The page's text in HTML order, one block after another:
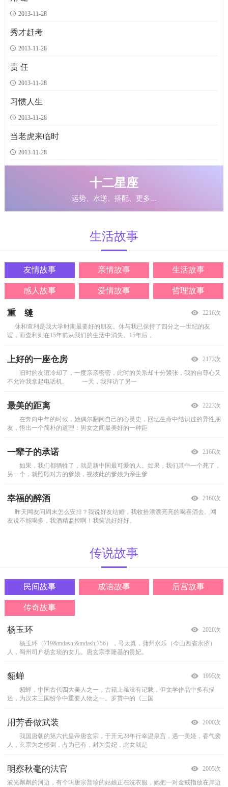
圣徒
这对兄弟招人喜爱，但是他们不怎么守规矩，骨子里有着一股子野性。有一次，
一样是旅客
久，才在漆黑的夜空见到一盏灯火。他定睛
镜湖山旅游区乘索道至山顶，饱览风光后，再乘坐索道奔下一个峪口。购票前，
有两种选择，一是直接乘索道前行，票价
鬼门十三针
鬼门十三针是针灸术里最特别的一种，因为一般的针灸术部是用来治人，而这一
大师
出，似在欢迎远方的香客。寺院里，一位长须老僧正在
他是少林寺百年不遇的奇才，三十岁便技压各院首座，武功仅次于方丈，成为全
寺第二高手。长老们多次提议，立他为下任住持，可
柳树下的梦
小城却格附近一带是一片荒凉的地区。这个城市是在海岸的近旁
伤心事
诉我们一些细节&mdash;&mdash;这是很有用
韩昭侯平时说话不大注意，往往在无意间将一些重大的机密事情泄露了出去，使
得大臣们周密的计划不能实施。大家对此很
一千年之内
是的，在一千年之内，人类将乘着蒸汽的翅膀，在天空中飞行，在海洋上飞行！
两个姑娘
&rdquo;。她是一种把石头打进土里去的器具。她
一个大商人举行了一个儿童招待会。有钱人的孩子和有名人的孩子都到了。这个
商人很了不起，是个有学问的人：他曾经进
2013-11-28
秀才赶考
2013-11-28
责 任
2013-11-28
习惯人生
2013-11-28
当老虎来临时
2013-11-28
十二星座
运势、水逆、搭配、更多...
生活故事
友情故事 亲情故事 生活故事
感人故事 爱情故事 哲理故事
重 缝
2216次
休和查利是我大学时期最要好的朋友。休与我已保持了四分之一世纪的友
谊，而查利则在15年前从我们的生活中消失。15年后，
上好的一座仓房
2173次
旧时的友谊冷却了，一度亲亲密密，此时的关系却十分紧张，我的自尊心又
不允许我拿起电话机。
一天，我拜访了另一
最美的距离
2223次
在奔向中年的时候，她偶尔翻阅自己的心灵史，回忆生命中结识过的异性朋
友，悟出一个简朴的道理：男女之间最美好的一种距
一辈子的承诺
2166次
如果，我们都牺牲了，就是新中国最可爱的人。如果，我们其中一个死了，
另一个，就照顾对方的爹娘，视彼此的爹娘为亲生爹
幸福的醉酒
2160次
昨天网友问周末怎么安排？我说好友结婚，我收拾漂漂亮亮的喝喜酒去。网
友说不能喝多，我酒精监控啊！我笑说好好好。
我注意到采莲，是在一次歌唱比赛上。我记得自己得了第一，下台后骄傲地坐在
选手席上，却并没有几个人，朝神采飞扬的
尘封的友谊
2156次
1945年冬，波恩市的街头，两个月前这里还到处悬挂着纳粹党旗，人们见面都习
惯的举起右手高呼者元首的名字。而现在，
我爷爷给我讲过一个这样的故事:从前有一个仗义的广交天下豪杰的武夫。他临
杰克把建议书扔到我的书桌上&mdash;&mdash;当他瞪着眼睛看着我的时候，他
二战期间，一支部队在森林中与敌军相遇发生激战，最后两名战士与部队失
兄弟深情
2137次
夏怀金做了三年的村主任，眼瞅着就要往镇上调了，可身体突然出了问题，他患
上了尿毒症。治疗这病最好的方法就是换肾，做一个
晚上放电影
2199次
他们是一同来到这个世界上的，却没有一块走，他们共同在一起生活了四十三个
春秋，四十三个春秋，人这一辈子能有几个四十三。
为给女儿一张漂亮的脸，打工10年
2162次
10年前，她在一场突如其来的大火中被毁容了，患有精神病的父亲也从此失踪，
她多么渴望妈妈能陪伴在自己身边，可外出打工的妈
父亲做人体模特供儿子上大学
2154次
这是一个中国西部的普通家庭。儿子考入了大学美术专业，一家人为高昂的学费
犯愁。无奈，当了一辈子农民的父亲走进大学艺术系
变幻莫测的父爱
2133次
乔伊是霍维德唯一的儿子，霍维德对他疼爱有加，逢人便称赞自己的儿子聪明又
机灵，任谁也比不上。霍维斯夸夸其谈之时，乔伊听
母亲其实并不美，微微干枯的头发，一缕缕银发挂于两鬓，总是皱着眉头，耷拉
的眼皮下是一双布满血丝的眼睛，脸色苍白
外婆的餐桌
2149次
外婆生于上世纪初，典型的农村老太太，出生富农家庭，嫁给了地主身份的外
公，就成了地主婆，高高的个子，小小的脚，
那是一年冬天，姥姥还在我家的时候。我和她睡在一起，并让姥姥每天都暖和，
十月初一前后，其中就有三个晚上，我都在做一个相同的梦。梦境是那样真实，
中秋节的大街小巷被一件件品种各异的月饼塞得满满的，琳琅满目的月饼也无法
生活对爱的最高奖赏
2147次
多年前有一个鞋匠，在小城一条街的拐角处摆摊修鞋，寒来暑往，也说不清
有多少个年头了。? 有一个冬天的傍晚，他正要
一个鱼缸
2196次
最近公司要搬家，东西太多了，所以就请了一个搬家公司来帮忙。搬家公司
的人被分成几组，分部位开始搬运我们公司的东西
走近美国公务员
2152次
1791年9月6日，一个名叫罗伯特&middot;约翰逊的政府公职人员骑马穿过宾
夕法尼亚的一片树林。他被派去征收美国政府成立后
面包师的奇遇
2129次
如果没有那幅广告，我的生活会怎么样呢？ 在东京的日子里，我每次往拥挤
的地铁车厢里一站，那广告就像在不断向
铮铮铁汉裴永红
2111次
2011年3月10日上午，一列满载50节油罐的火车驶入湖南大唐湘潭电厂车
站，开始倒车进入油库。上午10时，其中的12节油罐已
多年前，接待完日本交流团，对方送给每人一只塑料打火机。那时它可是个
稀奇东西，据说在欧美市场上能卖一美元。把玩
城市的足迹
2217次
大抵每个刚出来的人，都有着万丈豪情和一腔热血，还有对未来的憧憬和展
望。所以怀着无限激动和向往之情，我去到了东
王小妮在市里开了一家餐馆，每天一大早都要去市场买菜。这天她刚走进菜
他很苦恼，事情的起因是由于一个男人到他这个神父面前忏悔。
面汤的味道确实鲜美，不愧是名闻遐迩的专业店做出来的玩艺儿。然而
有爱就有快乐
2109次
妈妈，爸爸走了， 我陪你一起过吧 童年给我的最深刻的记忆，就是爸
爸妈妈吵架，他们总是在吵。 我12岁那年，爸爸
拥抱的距离
2124次
1 我的出生有违父亲的意愿，他一心只想生个大胖儿子。我这个丑丫头
的到来，让他唉声叹气，让他在朋友中抬不起头来
不一样的电话号码
2170次
我家是一个单亲家庭，听隔壁的多莉太太说，我的母亲生下我不久便去世
了。而父亲对于我母亲的事总是只字不提。在我的印象
一生的守望
2127次
父亲在说这一切的时候，显得非常平静，平静得仿佛是在说别人的故事。我
回头的瞬间，看到母亲在门后抹着泪。 也许，生
等着他回家
2129次
每天晚上入睡前我都会想，明天一早他就会背着破旧的包裹出现在门口吧。
那时我一定高兴坏了，不管他多脏多落魄，我都会抱
那一晚犹在眼前。那一年我12岁，爸爸妈妈带着我和妹妹在天府之国的大地
上紧赶慢赶，就是为了在除夕前回到老家。我这个四
家里的配角
2101次
有你在，家才在。 不跟老实人玩心眼 父亲去世三年后，你来到了我
家。同父亲相比，你平凡得实在是乏善可陈。可是，
父亲再木讷,为了儿子也会瞬间变得异常果敢;父亲再平庸,也是立在儿子身后
父亲背着她去街上买糖葫芦,红红的山楂,裹上脆甜的糖,看着就让她欢
他和她今天是来接女儿回家的。
一条铁路在崇山峻岭中穿行着&hellip;
在费加罗的婚礼上倒下的音乐天才
2109次
靠近上海音乐学院的复兴中路是条宁静安详的马路。早上9点，从复兴中路骑自
行车去音乐学院上课的学生络绎不绝。太阳透过沿街
舞池中的意外收获
2090次
20岁了，我还大大咧咧稀里糊涂，缺根筋似的，没有异性朋友。偶尔我也会失
落，还好女友们并重色轻友。这不，其中一个
爱情的谎言
2199次
李强以前是位军人，半年前转业分配到老家离江这个县级市，在机关事务局工
作，他的模样高大威武，眼神坚毅，是姑娘们
对你好一辈子
2095次
他们是一对相濡以沫七十年的老夫妻。二十五岁那年，经人介绍他们相识。初
恋时，他曾敬告她，我们之间不许用&ld
那种跨岁月的爱情
2084次
人们曾经毫无恶意地奉劝故事中的女主角说，一段相差20岁的婚姻是不可能
长久的。? 这段婚姻至今已走过了第十个年头
秋天醉在梦里的时候，路边的野菊花就开了。当秋雨一点点落下，凉意就深入了
骨髓。这个时候他想起了她&mdash;菊儿。他们都是
风吹过无痕
2090次
玉明白，自己已经无可遏制的陷进去了。
起，等待着他发来温情的笑。
记忆随风起，我心随花开。
那年，我从麻醉散中清醒，期望看到
一年雨季，一季花落，秋风无情的卷着落叶。细雨带着我的情思，是否能跨越五
(一)
缘于一个电话号码，他和她的情缘在不经意间缠绕。
谎言给我们带来的魅力
2072次
在中国的文人里，一定不乏桃源情节。桃花源犹如蓬莱仙境，它代表着一种优
美、闲适、轻松、自在的生活情调。但凡识得几个
不一样的友谊
2053次
真真在小的时候生了一场病，是失忆症，于是不知怎么的，就和一直叫珞珠的老
虎交上了朋友。他们两个亲密无间，如果真真被
世上命苦的人身体才好
2039次
时常听人说，我这一身病都是因为命苦啊，大家都这么说，久而久之，以讹传讹
谬误就成了&ldquo;真理&rdquo;，很多人信
赚了金钱，丢掉了精神
2009次
小区的门口有一排小商店，大多数商店都选择以杂货为主要经营品种，因此购买
力相对就比较小，有些商家另辟蹊径在不大
懂得珍惜
2037次
一位老专家，月薪近万，没有任何嗜好，一日三餐，只爱吃煎饼卷虾酱。吃时右
手夹着左手接着，生怕有碎渣掉在地上。
作为男人，在外面做人处事确实很难，难就难在你要见人说人话，见鬼说鬼话，
给人办人事，给鬼办鬼事，这里面的学问真是比
可敬的同学
2011次
提起仇富心理,可以坦率地说,对那些浑身穿名牌,花钱如流水,开着高级车,狂妄待
别人者,我虽未达到仇恨的地步,还是打心眼
高中那会儿，还会有梦想，很简单，也很单一的小小梦想就是能考上理想的大
一位读博的弟子发现自己的导师和师母十分和睦，就笑着问其要领。导师笑着
从前，有个乞丐。因为借了地主的钱，还没有还，而被地主追杀。可他沦为乞丐
传说故事
民间故事 成语故事 后宫故事
传奇故事
杨玉环
2020次
杨玉环（719&mdash;&mdash;756），号太真，蒲州永乐（今山西省永济）
人，蜀州司户杨玄琰的女儿。唐玄宗李隆基的贵妃。
貂蝉
1995次
貂蝉，中国古代四大美人之一，古籍上虽没有记载，但文学作品中多有描
述，为汉末三国纷争中重要人物之一。罗贯中的《三国
用芳香做武装
2000次
我国唐朝的第六代皇帝唐玄宗，于开元28年行幸温泉宫，遇一美姬，香气袭
人，玄宗为之倾倒，占为已有，封为贵妃，此女就是
明察秋毫的法官
2005次
波光粼粼的河边，有个叫唐宗普珍的姑娘正在洗衣服，她把一对金戒指放在岸边
心结网成语故事|靡靡之音
2002次
商纣王征服有苏氏，并将其女儿妲己作为战利品带回朝歌。纣王迷恋妲己的
美色，对她言听计从。他在朝歌建造了一座高千尺、
心结网成语故事|举足轻重
1985次
窦融世代在河西担任要职。王莽夺取西汉政权时，他担任波水将军，统率重
兵。后来更始帝刘玄灭了王莽，他又归顺更始帝，当
心结网成语故事|多难兴邦
1965次
春秋时，楚灵王想称霸，欲与诸侯结成联盟，他邀请了晋平公。
平公不想去，他手下一个叫司马侯的以为不可，他
心结网成语故事|龙山落帽
2015次
东晋时。北方豪强士族南逃，偏安江左。江陵为长江中游政治军事重镇，荆
后宫姐妹的异样人生
2591次
后宫姐妹花之珍妃和瑾妃 中国之大无奇不有，历史之长无事不怪。历史
见证了一连串奇迹，也创造了一系列闹剧，比如，有
后宫嫔妃的养颜秘方
2517次
在我国古代，贵妃皇后为取得皇帝的宠爱，都十分注意身体各部位的保养，要使
自己&ldquo;面白脱如雪，身光白如素&rd
独占后宫的秘诀
2527次
南朝宋文帝刘义隆有个妃子叫潘淑，因为容貌美丽被选进宫中，可是刚开始她并
没有受到宋文帝的赏识。于是，她经常浓装艳抹
后宫佳丽的挑选
2491次
人们往往用&ldquo;三宫、六院、七十二妃&rdquo;或&ldquo;后宫佳丽三千
分 粥
1954次
有七个人曾经住在一起，每天分一大桶粥。要命的是，粥每天都是不够的。
一开始，他们抓阄决定谁来分粥，每天轮一个
用 途
1936次
在动物园里的小骆驼问妈妈：&ldquo;妈妈，妈妈，为什么我们的睫毛那么地
长？&rdquo;骆驼妈妈说：&ldquo;当风沙
秀才赶考
2010次
有位秀才第三次进京赶考，住在一个经常住的店里。考试前两天他做了三个
梦，第一个梦是梦到自己在墙上种白菜，第二个梦是
责 任
1921次
五岁的汉克和爸爸妈妈哥哥一起到森林干活，突然间下起雨来，可是他们只